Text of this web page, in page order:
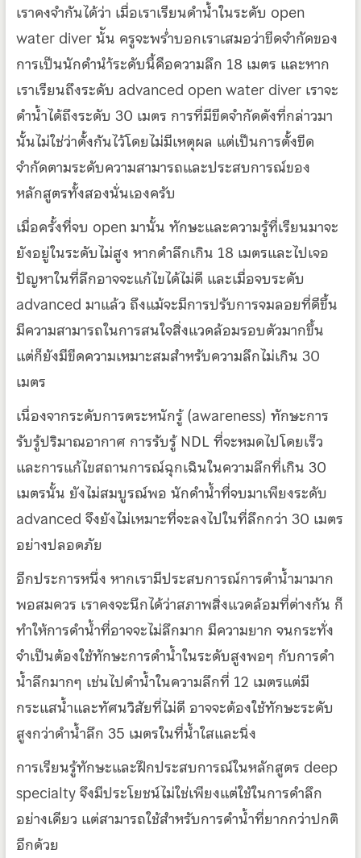
เราคงจำกันได้ว่า เมื่อเราเรียนดำน้ำในระดับ open
water diver น้ัน ครูจะพร่ำบอกเราเสมอว่าขีดจำกัดของ
การเป็นนักดำนำ้ระดับนี้คือความลึก 18 เมตร และหาก
เราเรียนถึงระดับ advanced open water diver เราจะ
ดำน้ำได้ถึงระดับ 30 เมตร การที่มีขีดจำกัดดังที่กล่าวมา
นั้นไม่ใช่ว่าตั้งกันไว้โดยไม่มีเหตุผล แต่เป็นการตั้งขีด
จำกัดตามระดับความสามารถและประสบการณ์ของ
หลักสูตรทั้งสองนั่นเองครับ
เมื่อครั้งที่จบ open มานั้น ทักษะและความรู้ที่เรียนมาจะ
ยังอยู่ในระดับไม่สูง หากดำลึกเกิน 18 เมตรและไปเจอ
ปัญหาในที่ลึกอาจจะแก้ไขได้ไม่ดี และเมื่อจบระดับ
advanced มาแล้ว ถึงแม้จะมีการปรับการจมลอยที่ดีขึ้น
มีความสามารถในการสนใจสิ่งแวดล้อมรอบตัวมากขึ้น
แต่ก็ยังมีขีดความเหมาะสมสำหรับความลึกไม่เกิน 30
เมตร
เนื่องจากระดับการตระหนักรู้ (awareness) ทักษะการ
รับรู้ปริมาณอากาศ การรับรู้ NDL ที่จะหมดไปโดยเร็ว
และการแก้ไขสถานการณ์ฉุกเฉินในความลึกที่เกิน 30
เมตรนั้น ยังไม่สมบูรณ์พอ นักดำน้ำที่จบมาเพียงระดับ
advanced จึงยังไม่เหมาะที่จะลงไปในที่ลึกกว่า 30 เมตร
อย่างปลอดภัย
อีกประการหนึ่ง หากเรามีประสบการณ์การดำน้ำมามาก
พอสมควร เราคงจะนึกได้ว่าสภาพสิ่งแวดล้อมที่ต่างกัน ก็
ทำให้การดำน้ำที่อาจจะไม่ลึกมาก มีความยาก จนกระทั่ง
จำเป็นต้องใช้ทักษะการดำน้ำในระดับสูงพอๆ กับการดำ
น้ำลึกมากๆ เช่นไปดำน้ำในความลึกที่ 12 เมตรแต่มี
กระแสน้ำและทัศนวิสัยที่ไม่ดี อาจจะต้องใช้ทักษะระดับ
สูงกว่าดำน้ำลึก 35 เมตรในที่น้ำใสและนิ่ง
การเรียนรู้ทักษะและฝึกประสบการณ์ในหลักสูตร deep
specialty จึงมีประโยชน์ไม่ใช่เพียงแต่ใช้ในการดำลึก
อย่างเดียว แต่สามารถใช้สำหรับการดำน้ำที่ยากกว่าปกติ
อีกด้วย